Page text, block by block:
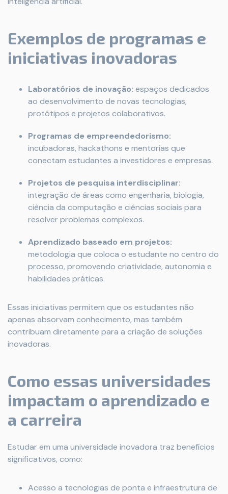
Exemplos de programas e
iniciativas inovadoras
Laboratórios de inovação: espaços dedicados
ao desenvolvimento de novas tecnologias,
protótipos e projetos colaborativos.
Programas de empreendedorismo:
incubadoras, hackathons e mentorias que
conectam estudantes a investidores e empresas.
Projetos de pesquisa interdisciplinar:
integração de áreas como engenharia, biologia,
ciência da computação e ciências sociais para
resolver problemas complexos.
Aprendizado baseado em projetos:
metodologia que coloca o estudante no centro do
processo, promovendo criatividade, autonomia e
habilidades práticas.
Essas iniciativas permitem que os estudantes não
apenas absorvam conhecimento, mas também
contribuam diretamente para a criação de soluções
inovadoras.
Como essas universidades
impactam o aprendizado e
a carreira
Estudar em uma universidade inovadora traz benefícios
significativos, como:
Acesso a tecnologias de ponta e infraestrutura de